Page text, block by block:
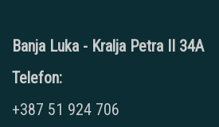
Banja Luka - Kralja Petra II 34A
Telefon:
+387 51 924 706